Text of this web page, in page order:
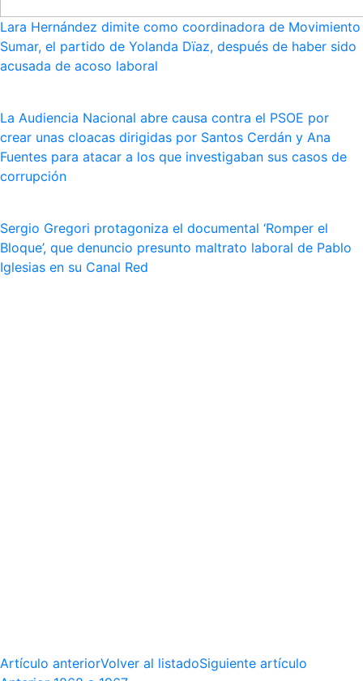
Lara Hernández dimite como coordinadora de Movimiento
Sumar, el partido de Yolanda Dïaz, después de haber sido
acusada de acoso laboral
La Audiencia Nacional abre causa contra el PSOE por
crear unas cloacas dirigidas por Santos Cerdán y Ana
Fuentes para atacar a los que investigaban sus casos de
corrupción
Sergio Gregori protagoniza el documental ‘Romper el
Bloque’, que denuncio presunto maltrato laboral de Pablo
Iglesias en su Canal Red
Artículo anteriorVolver al listadoSiguiente artículo